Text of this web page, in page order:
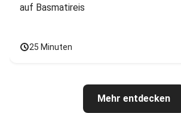
auf Basmatireis
25 Minuten
Mehr entdecken